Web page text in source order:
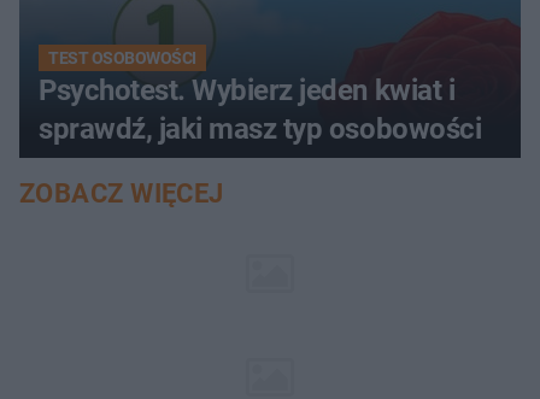
TEST OSOBOWOŚCI
Psychotest. Wybierz jeden kwiat i
sprawdź, jaki masz typ osobowości
ZOBACZ WIĘCEJ